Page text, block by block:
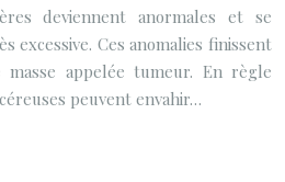
deviennent anormales et se
excessive. Ces anomalies finissent
appelée tumeur. En règle
peuvent envahir…